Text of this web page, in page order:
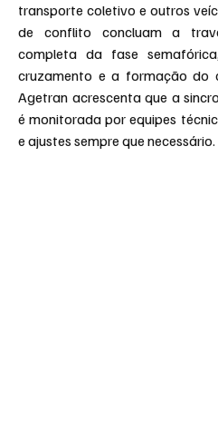
transporte coletivo e outros
de conflito concluam a
completa da fase
cruzamento e a formação
Agetran acrescenta que a
é monitorada por equipes
e ajustes sempre que necessário.